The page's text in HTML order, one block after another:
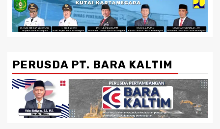
PERUSDA PT. BARA KALTIM